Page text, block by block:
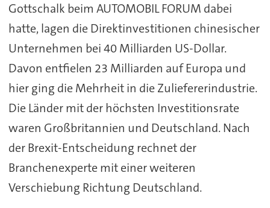
Gottschalk beim AUTOMOBIL FORUM dabei
hatte, lagen die Direktinvestitionen chinesischer
Unternehmen bei 40 Milliarden US-Dollar.
Davon entfielen 23 Milliarden auf Europa und
hier ging die Mehrheit in die Zuliefererindustrie.
Die Länder mit der höchsten Investitionsrate
waren Großbritannien und Deutschland. Nach
der Brexit-Entscheidung rechnet der
Branchenexperte mit einer weiteren
Verschiebung Richtung Deutschland.